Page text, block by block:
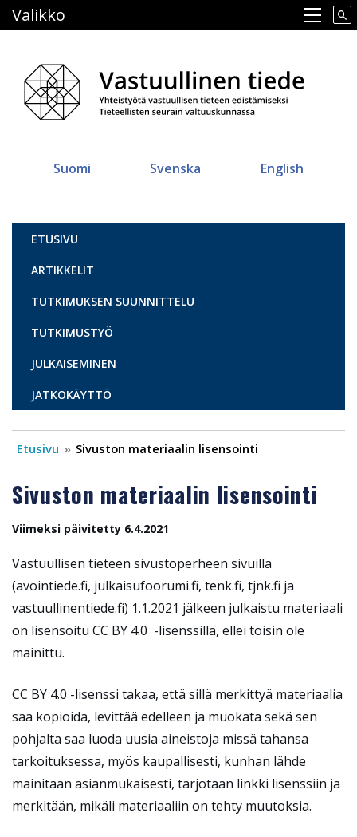
pääsisältöön
Main navigation
Valikko
Suomi Svenska English
Vastuullinen tiede
ETUSIVU
ARTIKKELIT
TUTKIMUKSEN SUUNNITTELU
TUTKIMUSTYÖ
JULKAISEMINEN
JATKOKÄYTTÖ
Etusivu Sivuston materiaalin lisensointi
Sivuston materiaalin lisensointi
Viimeksi päivitetty 6.4.2021
Vastuullisen tieteen sivustoperheen sivuilla
(avointiede.fi, julkaisufoorumi.fi, tenk.fi, tjnk.fi ja
vastuullinentiede.fi) 1.1.2021 jälkeen julkaistu materiaali
on lisensoitu CC BY 4.0 -lisenssillä, ellei toisin ole
mainittu.
CC BY 4.0 -lisenssi takaa, että sillä merkittyä materiaalia
saa kopioida, levittää edelleen ja muokata sekä sen
pohjalta saa luoda uusia aineistoja missä tahansa
tarkoituksessa, myös kaupallisesti, kunhan lähde
mainitaan asianmukaisesti, tarjotaan linkki lisenssiin ja
merkitään, mikäli materiaaliin on tehty muutoksia.